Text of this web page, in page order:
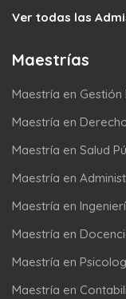
Ver todas las
Maestrías
Maestría en Gestión
Maestría en
Maestría en Salud
Maestría en
Maestría en
Maestría en
Maestría en
Maestría en